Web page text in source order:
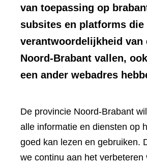
van toepassing op
subsites en platforms die
verantwoordelijkheid van
Noord-Brabant vallen,
een ander webadres
De provincie Noord-Brabant
alle informatie en diensten op
goed kan lezen en gebruiken.
we continu aan het verbeteren